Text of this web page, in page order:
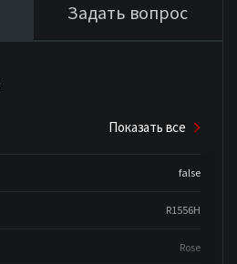
Задать вопрос
Показать все
false
R1556H
Rose